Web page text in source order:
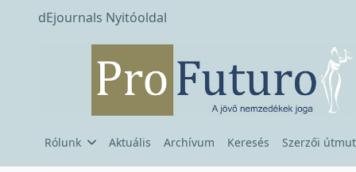
dEjournals Nyitóoldal
Rólunk Aktuális Archívum Keresés Szerzői